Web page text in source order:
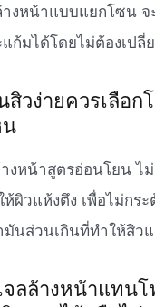
างหน้าแบบแยกโซน จ
แก้มได้โดยไม่ต้องเปลี่
สิวง่ายควรเลือก
งหน้าสูตรอ่อนโยน ไ
ห้ผิวแห้งตึง เพื่อไม่กร
นส่วนเกินที่ทำให้สิวแ
จลล้างหน้าแทนโ